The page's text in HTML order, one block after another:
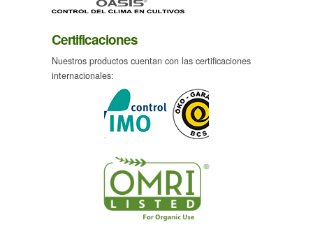
Certificaciones
Nuestros productos cuentan con las certificaciones
internacionales: